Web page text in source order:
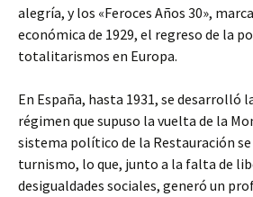
alegría, y los «Feroces Años 30»,
económica de 1929, el regreso de la
totalitarismos en Europa.
En España, hasta 1931, se desarrolló
régimen que supuso la vuelta de la
sistema político de la Restauración se
turnismo, lo que, junto a la falta de
desigualdades sociales, generó un